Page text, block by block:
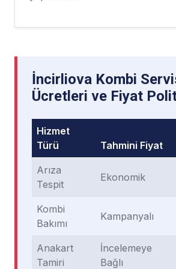
İncirliova Kombi
Ücretleri ve Fiyat
Hizmet
Türü
Tahmini Fiyat
Arıza
Tespit
Ekonomik
Kombi
Bakımı
Kampanyalı
Anakart
Tamiri
İncelemeye
Bağlı